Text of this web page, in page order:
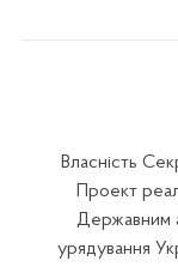
Власність
Проект
Державним
урядування